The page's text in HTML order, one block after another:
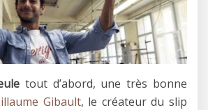
tout d’abord, une très bonne
Gibault, le créateur du slip